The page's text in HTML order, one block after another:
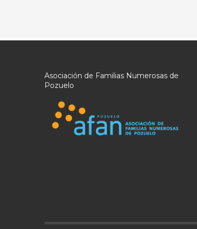
Asociación de Familias Numerosas de
Pozuelo